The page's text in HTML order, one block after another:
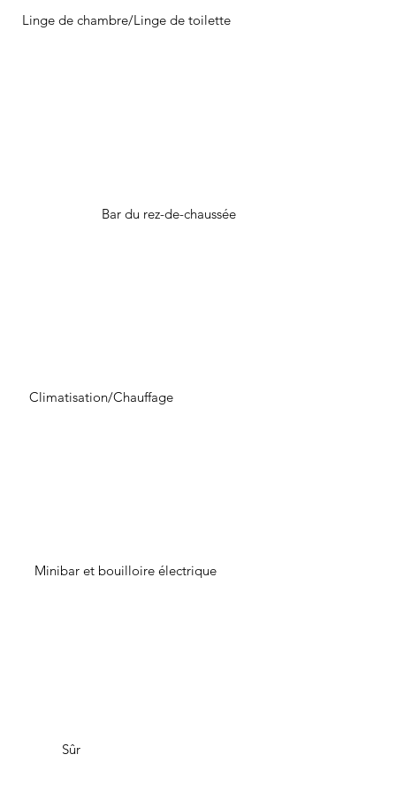
Minibar et bouilloire électrique
Climatisation/Chauffage
Linge de chambre/Linge de toilette
Bar du rez-de-chaussée
Sûr